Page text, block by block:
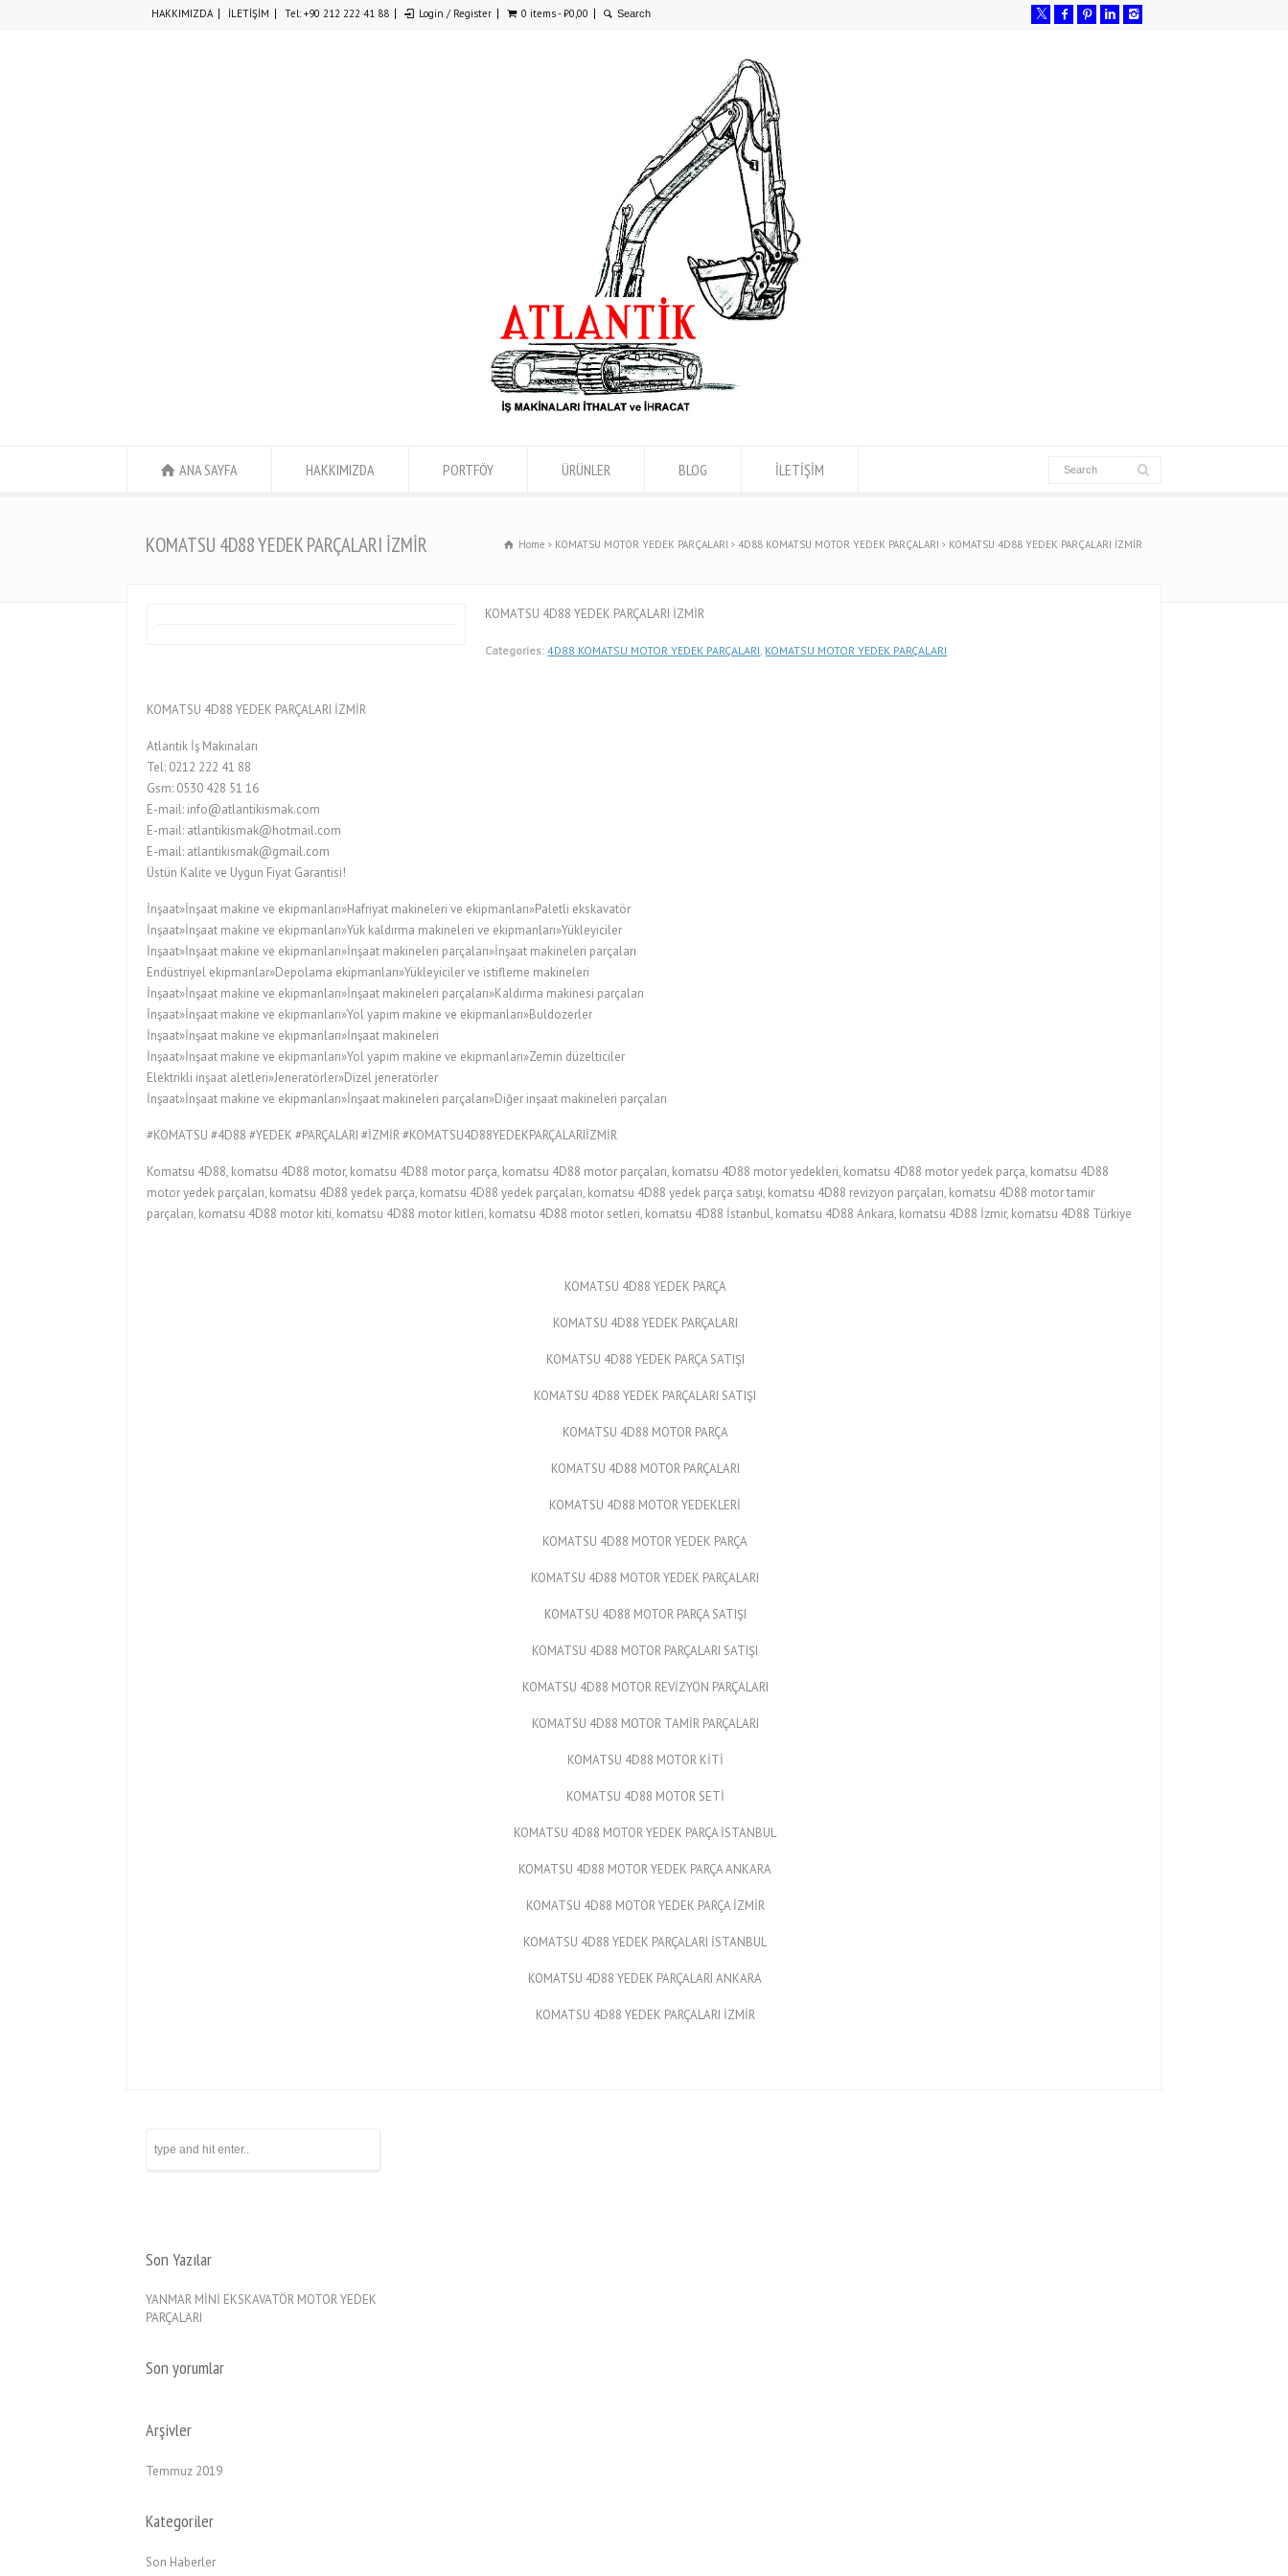
HAKKIMIZDA İLETİŞİM Tel: +90 212 222 41 88 Login / Register 0 items -₺0,00
ANA SAYFA HAKKIMIZDA PORTFÖY ÜRÜNLER BLOG İLETİŞİM
KOMATSU 4D88 YEDEK PARÇALARI İZMİR Home KOMATSU MOTOR YEDEK PARÇALARI 4D88 KOMATSU MOTOR YEDEK PARÇALARI KOMATSU 4D88 YEDEK PARÇALARI İZMİR
KOMATSU 4D88 YEDEK PARÇALARI İZMİR
Categories: 4D88 KOMATSU MOTOR YEDEK PARÇALARI, KOMATSU MOTOR YEDEK PARÇALARI
KOMATSU 4D88 YEDEK PARÇALARI İZMİR
Atlantik İş Makinaları
Tel: 0212 222 41 88
Gsm: 0530 428 51 16
E-mail: info@atlantikismak.com
E-mail: atlantikismak@hotmail.com
E-mail: atlantikismak@gmail.com
Üstün Kalite ve Uygun Fiyat Garantisi!
İnşaat»İnşaat makine ve ekipmanları»Hafriyat makineleri ve ekipmanları»Paletli ekskavatör
İnşaat»İnşaat makine ve ekipmanları»Yük kaldırma makineleri ve ekipmanları»Yükleyiciler
İnşaat»İnşaat makine ve ekipmanları»İnşaat makineleri parçaları»İnşaat makineleri parçaları
Endüstriyel ekipmanlar»Depolama ekipmanları»Yükleyiciler ve istifleme makineleri
İnşaat»İnşaat makine ve ekipmanları»İnşaat makineleri parçaları»Kaldırma makinesi parçaları
İnşaat»İnşaat makine ve ekipmanları»Yol yapım makine ve ekipmanları»Buldozerler
İnşaat»İnşaat makine ve ekipmanları»İnşaat makineleri
İnşaat»İnşaat makine ve ekipmanları»Yol yapım makine ve ekipmanları»Zemin düzelticiler
Elektrikli inşaat aletleri»Jeneratörler»Dizel jeneratörler
İnşaat»İnşaat makine ve ekipmanları»İnşaat makineleri parçaları»Diğer inşaat makineleri parçaları
#KOMATSU #4D88 #YEDEK #PARÇALARI #İZMİR #KOMATSU4D88YEDEKPARÇALARIİZMİR
Komatsu 4D88, komatsu 4D88 motor, komatsu 4D88 motor parça, komatsu 4D88 motor parçaları, komatsu 4D88 motor yedekleri, komatsu 4D88 motor yedek parça, komatsu 4D88
motor yedek parçaları, komatsu 4D88 yedek parça, komatsu 4D88 yedek parçaları, komatsu 4D88 yedek parça satışı, komatsu 4D88 revizyon parçaları, komatsu 4D88 motor tamir
parçaları, komatsu 4D88 motor kiti, komatsu 4D88 motor kitleri, komatsu 4D88 motor setleri, komatsu 4D88 İstanbul, komatsu 4D88 Ankara, komatsu 4D88 İzmir, komatsu 4D88 Türkiye
KOMATSU 4D88 YEDEK PARÇA
KOMATSU 4D88 YEDEK PARÇALARI
KOMATSU 4D88 YEDEK PARÇA SATIŞI
KOMATSU 4D88 YEDEK PARÇALARI SATIŞI
KOMATSU 4D88 MOTOR PARÇA
KOMATSU 4D88 MOTOR PARÇALARI
KOMATSU 4D88 MOTOR YEDEKLERİ
KOMATSU 4D88 MOTOR YEDEK PARÇA
KOMATSU 4D88 MOTOR YEDEK PARÇALARI
KOMATSU 4D88 MOTOR PARÇA SATIŞI
KOMATSU 4D88 MOTOR PARÇALARI SATIŞI
KOMATSU 4D88 MOTOR REVİZYON PARÇALARI
KOMATSU 4D88 MOTOR TAMİR PARÇALARI
KOMATSU 4D88 MOTOR KİTİ
KOMATSU 4D88 MOTOR SETİ
KOMATSU 4D88 MOTOR YEDEK PARÇA İSTANBUL
KOMATSU 4D88 MOTOR YEDEK PARÇA ANKARA
KOMATSU 4D88 MOTOR YEDEK PARÇA İZMİR
KOMATSU 4D88 YEDEK PARÇALARI İSTANBUL
KOMATSU 4D88 YEDEK PARÇALARI ANKARA
KOMATSU 4D88 YEDEK PARÇALARI İZMİR
Son Yazılar
YANMAR MİNİ EKSKAVATÖR MOTOR YEDEK
PARÇALARI
Son yorumlar
Arşivler
Temmuz 2019
Kategoriler
Son Haberler